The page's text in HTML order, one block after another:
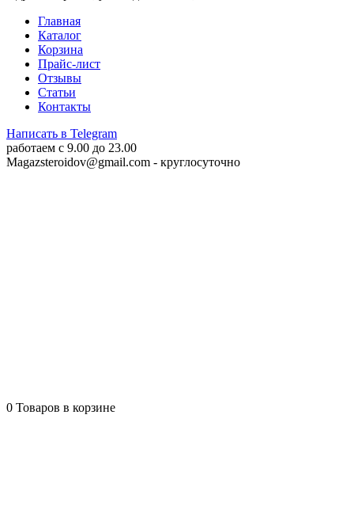
Главная
Каталог
Корзина
Прайс-лист
Отзывы
Статьи
Контакты
Написать в Telegram
работаем c 9.00 до 23.00
Magazsteroidov@gmail.com - круглосуточно
0 Товаров в корзине